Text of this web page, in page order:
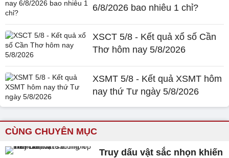
6/8/2026 bao nhiêu 1 chỉ?
XSCT 5/8 - Kết quả xổ số Cần
Thơ hôm nay 5/8/2026
XSMT 5/8 - Kết quả XSMT hôm
nay thứ Tư ngày 5/8/2026
CÙNG CHUYÊN MỤC
Truy dấu vật sắc nhọn khiến